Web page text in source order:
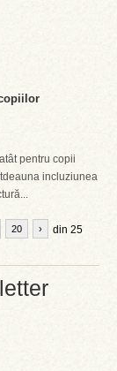
pentru copii
incluziunea
20 din 25
›